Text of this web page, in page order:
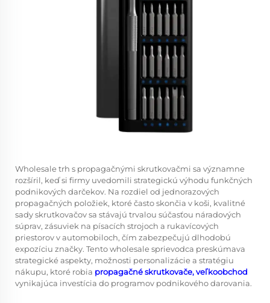
Wholesale trh s propagačnými skrutkovačmi sa významne
rozšíril, keď si firmy uvedomili strategickú výhodu funkčných
podnikových darčekov. Na rozdiel od jednorazových
propagačných položiek, ktoré často skončia v koši, kvalitné
sady skrutkovačov sa stávajú trvalou súčasťou náradových
súprav, zásuviek na písacích strojoch a rukavícových
priestorov v automobiloch, čím zabezpečujú dlhodobú
expozíciu značky. Tento wholesale sprievodca preskúmava
strategické aspekty, možnosti personalizácie a stratégiu
nákupu, ktoré robia propagačné skrutkovače, veľkoobchod
vynikajúca investícia do programov podnikového darovania.